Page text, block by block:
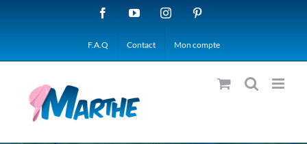
FacebookYouTubeInstagram
F.A.Q Contact Mon compte